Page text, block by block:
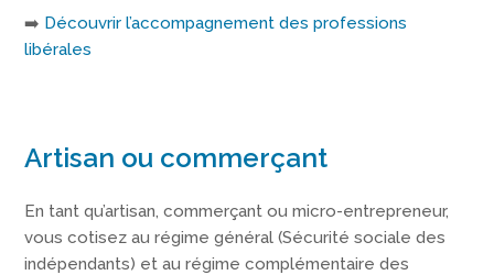
➡️ Découvrir l’accompagnement des professions
libérales
Artisan ou commerçant
En tant qu’artisan, commerçant ou micro-entrepreneur,
vous cotisez au régime général (Sécurité sociale des
indépendants) et au régime complémentaire des